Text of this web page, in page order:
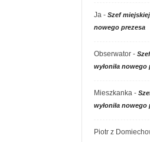
Ja- Szef miejskiej
nowego prezesa
Obserwator-
wyłoniła nowego
Mieszkanka-
wyłoniła nowego
Piotr z